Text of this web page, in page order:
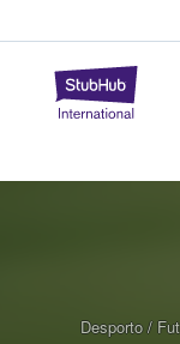
Desporto /